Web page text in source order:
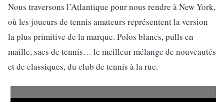
Nous traversons l’Atlantique pour nous rendre à New York,
où les joueurs de tennis amateurs représentent la version
la plus primitive de la marque. Polos blancs, pulls en
maille, sacs de tennis… le meilleur mélange de nouveautés
et de classiques, du club de tennis à la rue.